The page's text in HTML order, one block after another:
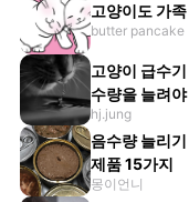
고양이도 가
butter pancake
고양이 급수
수량을 늘려야
hj.jung
음수량 늘리
제품 15가지
몽이언니